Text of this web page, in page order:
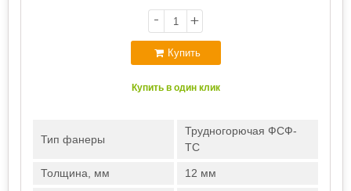
- +
Купить
Купить в один клик
Тип фанеры
Трудногорючая ФСФ-
ТС
Толщина, мм 12 мм